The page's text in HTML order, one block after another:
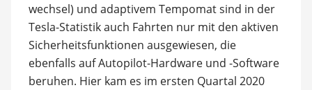
wechsel) und adaptivem Tempomat sind in der
Tesla-Statistik auch Fahrten nur mit den aktiven
Sicherheitsfunktionen ausgewiesen, die
ebenfalls auf Autopilot-Hardware und -Software
beruhen. Hier kam es im ersten Quartal 2020